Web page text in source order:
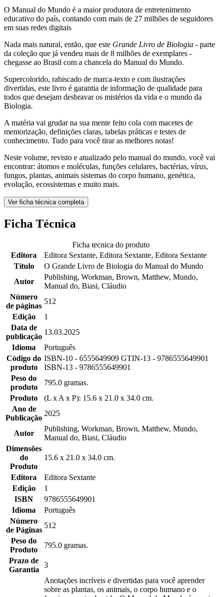
O Manual do Mundo é a maior produtora de entretenimento
educativo do país, contando com mais de 27 milhões de seguidores
em suas redes digitais
Nada mais natural, então, que este Grande Livro de Biologia - parte
da coleção que já vendeu mais de 8 milhões de exemplares -
chegasse ao Brasil com a chancela do Manual do Mundo.
Supercolorido, rabiscado de marca-texto e com ilustrações
divertidas, este livro é garantia de informação de qualidade para
todos que desejam desbravar os mistérios da vida e o mundo da
Biologia.
A matéria vai grudar na sua mente feito cola com macetes de
memorização, definições claras, tabelas práticas e testes de
conhecimento. Tudo para você tirar as melhores notas!
Neste volume, revisto e atualizado pelo manual do mundo, você vai
encontrar: átomos e moléculas, funções celulares, bactérias, vírus,
fungos, plantas, animais sistemas do corpo humano, genética,
evolução, ecossistemas e muito mais.
Ver ficha técnica completa
Ficha Técnica
Ficha tecnica do produto
Editora
Editora Sextante, Editora Sextante, Editora Sextante
Título
O Grande Livro de Biologia do Manual do Mundo
Autor
Publishing, Workman, Brown, Matthew, Mundo,
Manual do, Biasi, Cláudio
Número
de páginas
512
Edição
1
Data de
publicação
13.03.2025
Idioma
Português
Código do
produto
ISBN-10 - 6555649909 GTIN-13 - 9786555649901
ISBN-13 - 9786555649901
Peso do
produto
795.0 gramas.
Produto
(L x A x P): 15.6 x 21.0 x 34.0 cm.
Ano de
Publicação
2025
Autor
Publishing, Workman, Brown, Matthew, Mundo,
Manual do, Biasi, Cláudio
Dimensões
do
Produto
15.6 x 21.0 x 34.0 cm.
Editora
Editora Sextante
Edição
1
ISBN
9786555649901
Idioma
Português
Número
de Páginas
512
Peso do
Produto
795.0 gramas.
Prazo de
Garantia
3
Anotações incríveis e divertidas para você aprender
sobre as plantas, os animais, o corpo humano e o